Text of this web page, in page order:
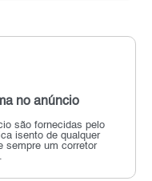
no anúncio
são fornecidas pelo
isento de qualquer
sempre um corretor